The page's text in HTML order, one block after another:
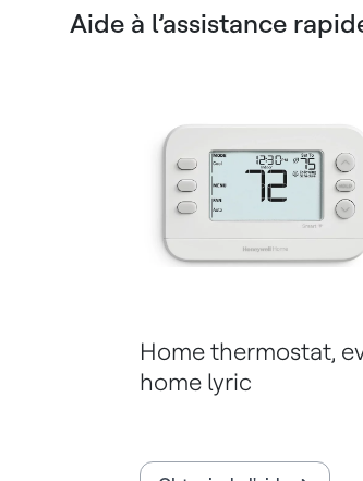
Aide à l’assistance
Home thermostat,
home lyric